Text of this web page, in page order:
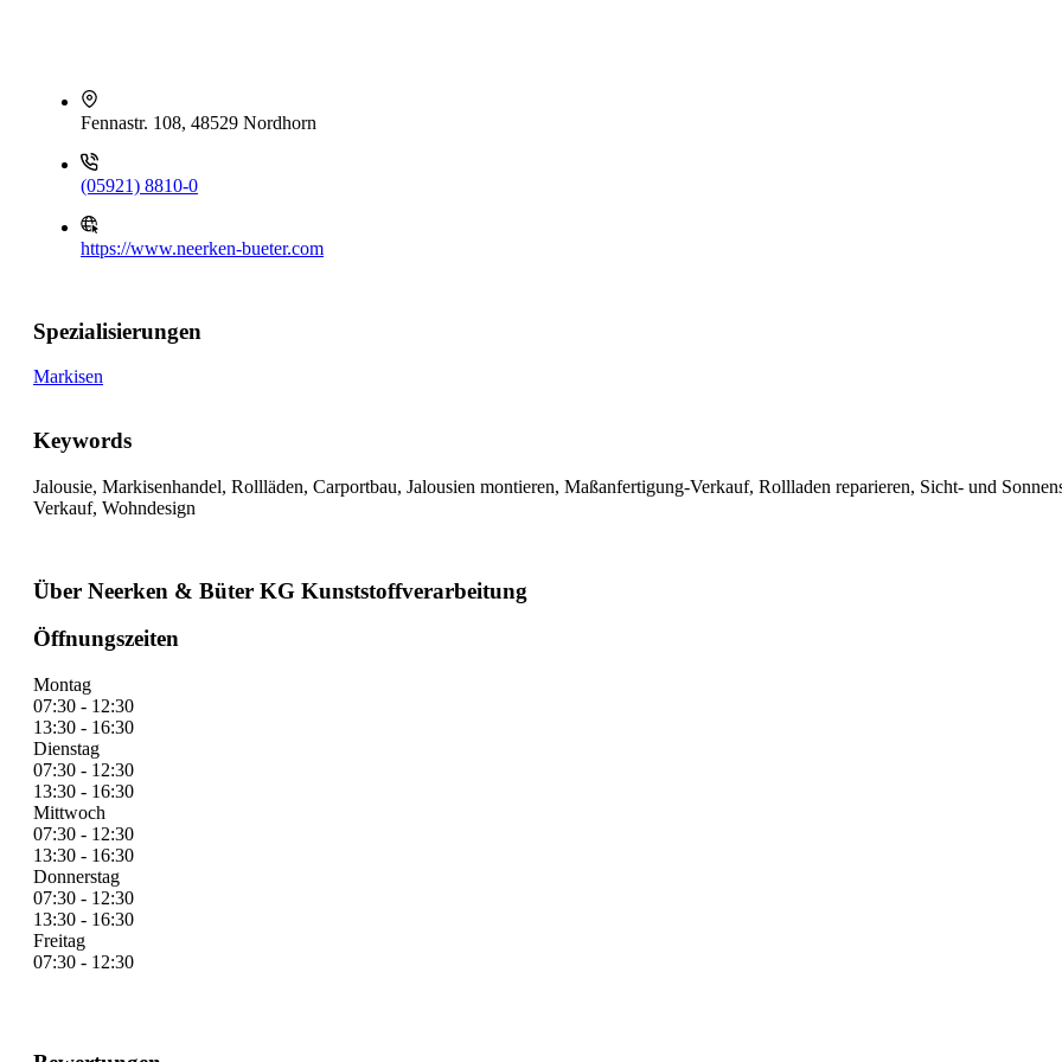
Fennastr. 108, 48529 Nordhorn
(05921) 8810-0
https://www.neerken-bueter.com
Spezialisierungen
Markisen
Keywords
Jalousie, Markisenhandel, Rollläden, Carportbau, Jalousien montieren, Maßanfertigung-Verkauf, Rollladen reparieren, Sicht- und
Verkauf, Wohndesign
Über Neerken & Büter KG Kunststoffverarbeitung
Öffnungszeiten
Montag
07:30 - 12:30
13:30 - 16:30
Dienstag
07:30 - 12:30
13:30 - 16:30
Mittwoch
07:30 - 12:30
13:30 - 16:30
Donnerstag
07:30 - 12:30
13:30 - 16:30
Freitag
07:30 - 12:30